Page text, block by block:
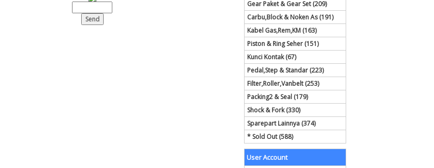
Gear Paket & Gear Set (209)
Carbu,Block & Noken As (191)
Kabel Gas,Rem,KM (163)
Piston & Ring Seher (151)
Kunci Kontak (67)
Pedal,Step & Standar (223)
Filter,Roller,Vanbelt (253)
Packing2 & Seal (179)
Shock & Fork (330)
Sparepart Lainnya (374)
* Sold Out (588)
User Account